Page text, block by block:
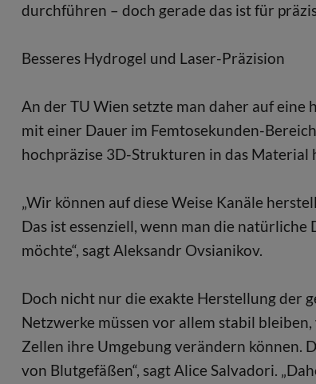
durchführen – doch gerade das ist für
Besseres Hydrogel und Laser-Präzision
An der TU Wien setzte man daher auf
mit einer Dauer im Femtosekunden-
hochpräzise 3D-Strukturen in das Material
„Wir können auf diese Weise Kanäle
Das ist essenziell, wenn man die
möchte“, sagt Aleksandr Ovsianikov.
Doch nicht nur die exakte Herstellung der
Netzwerke müssen vor allem stabil
Zellen ihre Umgebung verändern können.
von Blutgefäßen“, sagt Alice Salvadori.